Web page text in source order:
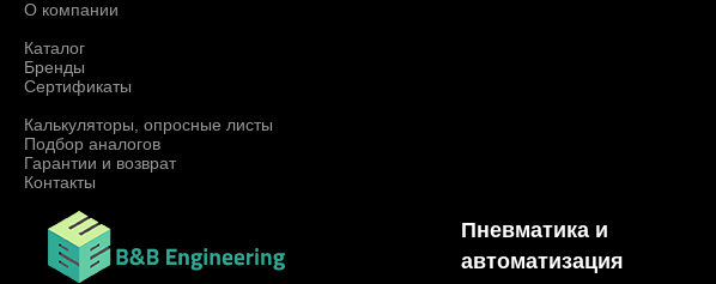
О компании
Каталог
Бренды
Сертификаты
Калькуляторы, опросные листы
Подбор аналогов
Гарантии и возврат
Контакты
Пневматика и
автоматизация